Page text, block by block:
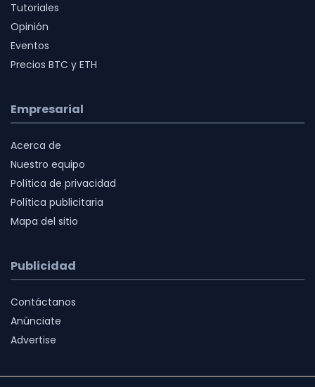
Tutoriales
Opinión
Eventos
Precios BTC y ETH
Empresarial
Acerca de
Nuestro equipo
Política de privacidad
Política publicitaria
Mapa del sitio
Publicidad
Contáctanos
Anúnciate
Advertise